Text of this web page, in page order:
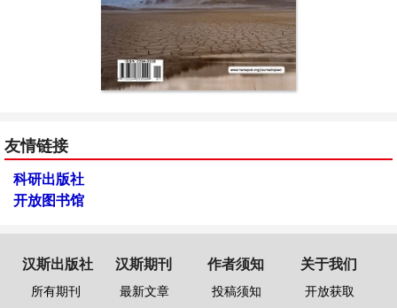
友情链接
科研出版社
开放图书馆
汉斯出版社
所有期刊
汉斯期刊
最新文章
作者须知
投稿须知
关于我们
开放获取